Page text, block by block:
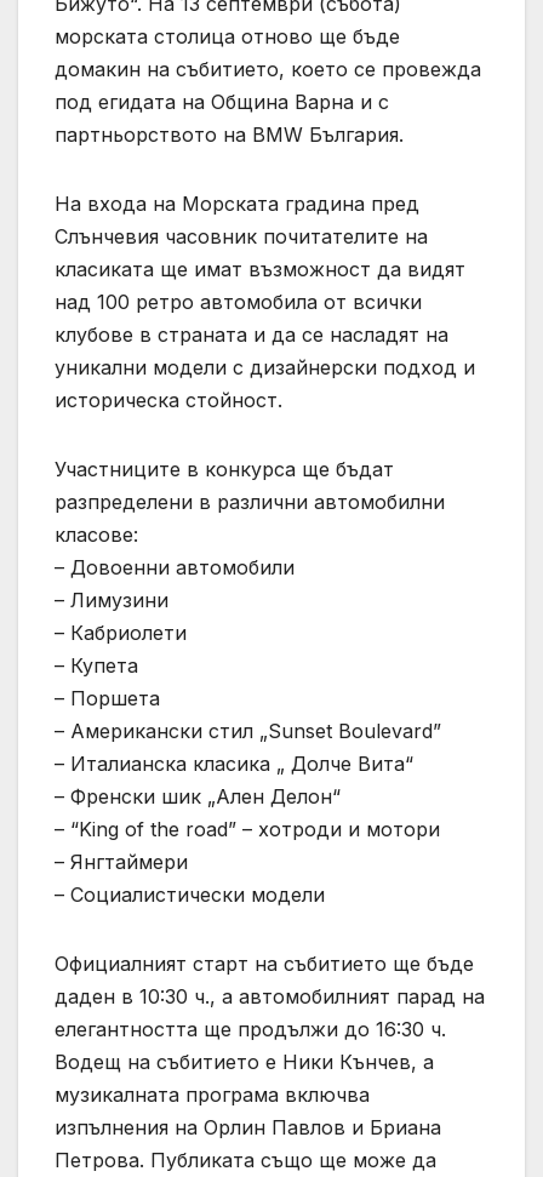
морската столица отново ще бъде
домакин на събитието, което се провежда
под егидата на Община Варна и с
партньорството на BMW България.
На входа на Морската градина пред
Слънчевия часовник почитателите на
класиката ще имат възможност да видят
над 100 ретро автомобила от всички
клубове в страната и да се насладят на
уникални модели с дизайнерски подход и
историческа стойност.
Участниците в конкурса ще бъдат
разпределени в различни автомобилни
класове:
– Довоенни автомобили
– Лимузини
– Кабриолети
– Купета
– Поршета
– Американски стил „Sunset Вoulevard”
– Италианска класика „ Долче Вита“
– Френски шик „Ален Делон“
– “King of the road” – хотроди и мотори
– Янгтаймери
– Социалистически модели
Официалният старт на събитието ще бъде
даден в 10:30 ч., а автомобилният парад на
елегантността ще продължи до 16:30 ч.
Водещ на събитието е Ники Кънчев, а
музикалната програма включва
изпълнения на Орлин Павлов и Бриана
Петрова. Публиката също ще може да